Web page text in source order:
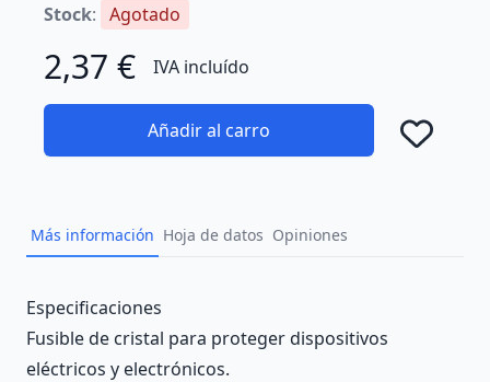
Stock: Agotado
2,37 € IVA incluído
Añadir al carro
Más información Hoja de datos Opiniones
Description
Especificaciones
Fusible de cristal para proteger dispositivos
eléctricos y electrónicos.